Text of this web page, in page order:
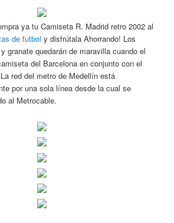
ya tu Camiseta R. Madrid retro 2002 al
de futbol y disfrútala Ahorrando! Los
granate quedarán de maravilla cuando el
del Barcelona en conjunto con el
red del metro de Medellín está
por una sola línea desde la cual se
al Metrocable.